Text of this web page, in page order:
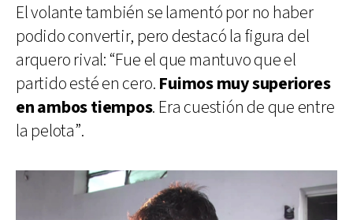
El volante también se lamentó por no haber
podido convertir, pero destacó la figura del
arquero rival: “Fue el que mantuvo que el
partido esté en cero. Fuimos muy superiores
en ambos tiempos. Era cuestión de que entre
la pelota”.